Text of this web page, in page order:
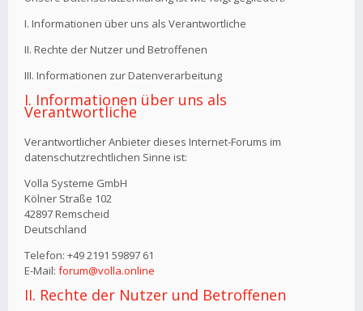
I. Informationen über uns als Verantwortliche
II. Rechte der Nutzer und Betroffenen
III. Informationen zur Datenverarbeitung
I. Informationen über uns als
Verantwortliche
Verantwortlicher Anbieter dieses Internet-Forums im
datenschutzrechtlichen Sinne ist:
Volla Systeme GmbH
Kölner Straße 102
42897 Remscheid
Deutschland
Telefon: +49 2191 59897 61
E-Mail: forum@volla.online
II. Rechte der Nutzer und Betroffenen